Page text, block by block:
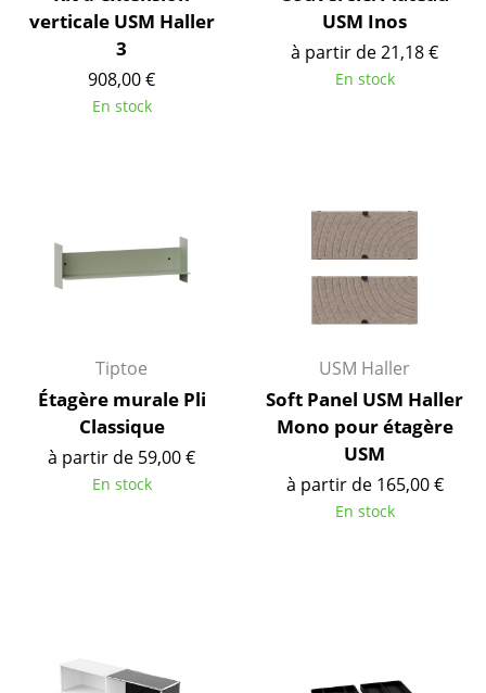
Travailler en sécurité
Marques & Designers
Fritz Hansen
Louis Poulsen
Muuto
Nils Holger Moormann
verticale USM Haller
3
908,00 €
En stock
USM Inos
à partir de 21,18 €
En stock
Tiptoe
Étagère murale Pli
Classique
à partir de 59,00 €
En stock
USM Haller
Soft Panel USM Haller
Mono pour étagère
USM
à partir de 165,00 €
En stock